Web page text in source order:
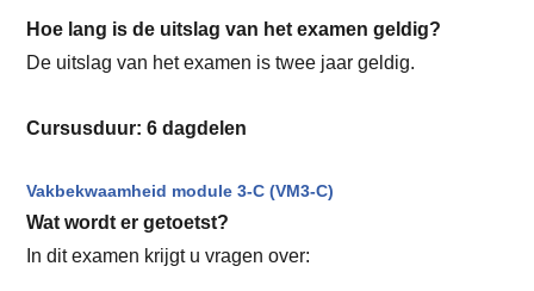
Hoe lang is de uitslag van het examen geldig?
De uitslag van het examen is twee jaar geldig.
Cursusduur: 6 dagdelen
Vakbekwaamheid module 3-C (VM3-C)
Wat wordt er getoetst?
In dit examen krijgt u vragen over: